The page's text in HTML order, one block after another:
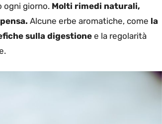
ogni giorno. Molti rimedi naturali,
Alcune erbe aromatiche, come la
sulla digestione e la regolarità